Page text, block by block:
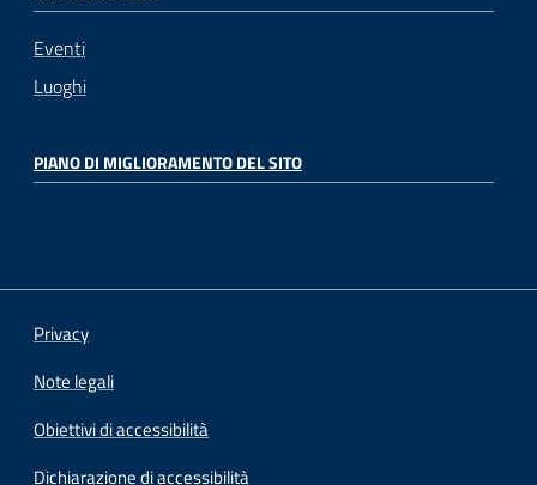
Eventi
Luoghi
PIANO DI MIGLIORAMENTO DEL SITO
Privacy
Note legali
Obiettivi di accessibilità
Dichiarazione di accessibilità